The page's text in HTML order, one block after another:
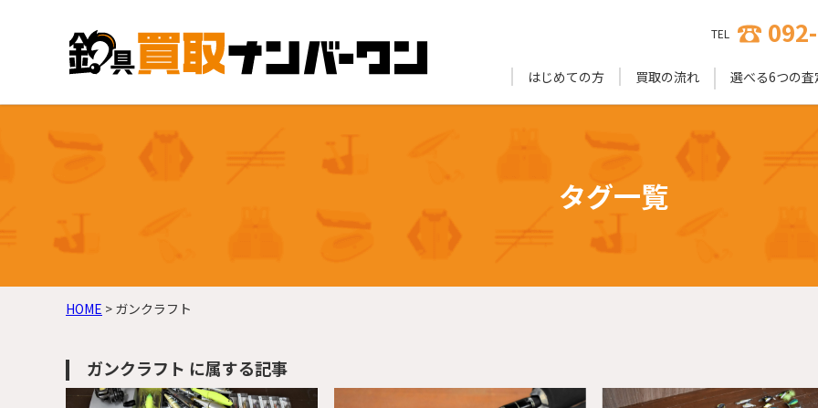
TEL
はじめての方 買取の流れ 選べる6つの査
タグ一覧
HOME > ガンクラフト
ガンクラフト に属する記事